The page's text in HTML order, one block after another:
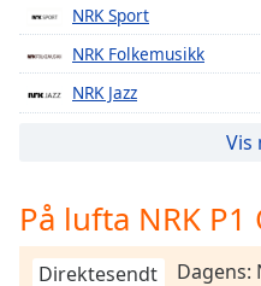
Descriptions
descriptions
off,
subtitles
settings,
opens
NRK Sport
NRK Folkemusikk
NRK Jazz
NRK Super
NRK Alltid Nyheter
Vis
På lufta NRK
Direktesendt
Dagens: